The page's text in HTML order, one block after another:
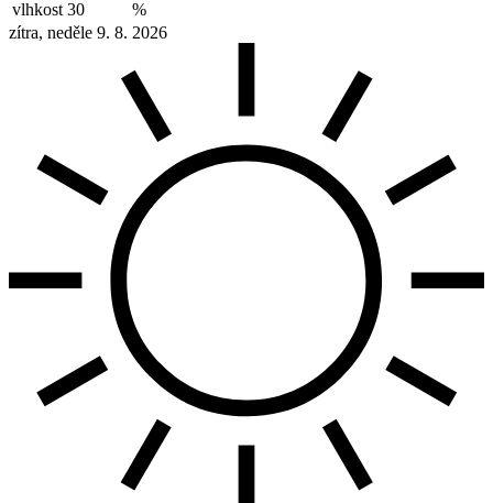
vlhkost 30
%
zítra, neděle 9. 8. 2026